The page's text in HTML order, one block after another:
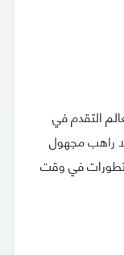
التقدم في
راهب مجهول
في وقت